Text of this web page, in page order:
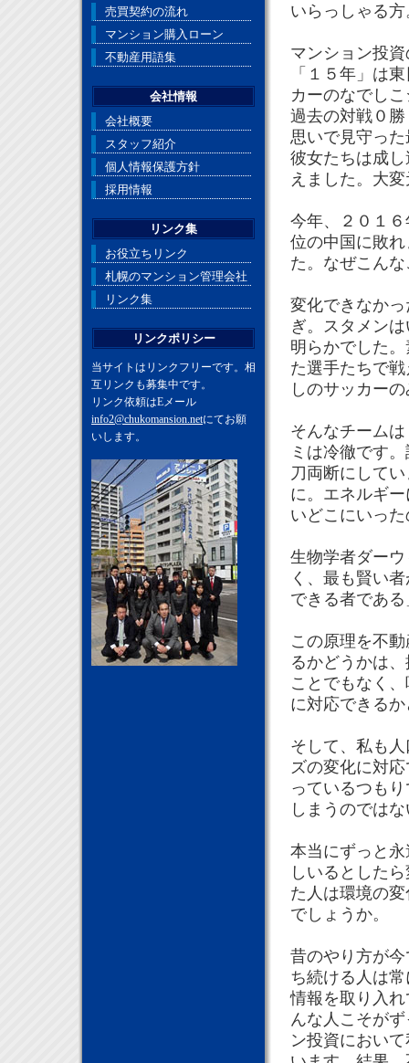
いらっしゃる
マンション投
「１５年」は
カーのなでし
過去の対戦０
思いで見守っ
彼女たちは成
えました。
今年、２０１
位の中国に敗
た。なぜこん
変化できなか
ぎ。スタメン
明らかでした
た選手たちで
しのサッカー
そんなチーム
ミは冷徹です
刀両断にして
に。エネルギ
いどこにいっ
生物学者ダー
く、最も賢い
できる者であ
この原理を不
るかどうかは
ことでもなく
に対応できる
そして、私も
ズの変化に対
っているつも
しまうのでは
本当にずっと
しいるとした
た人は環境の
でしょうか。
昔のやり方が
ち続ける人は
情報を取り入
んな人こそが
ン投資におい
売買契約の流れ
マンション購入ローン
不動産用語集
会社情報
会社概要
スタッフ紹介
個人情報保護方針
採用情報
リンク集
お役立ちリンク
札幌のマンション管理会社
リンク集
リンクポリシー
当サイトはリンクフリーです。相
互リンクも募集中です。
リンク依頼はEメール
info2@chukomansion.netにてお願
いします。